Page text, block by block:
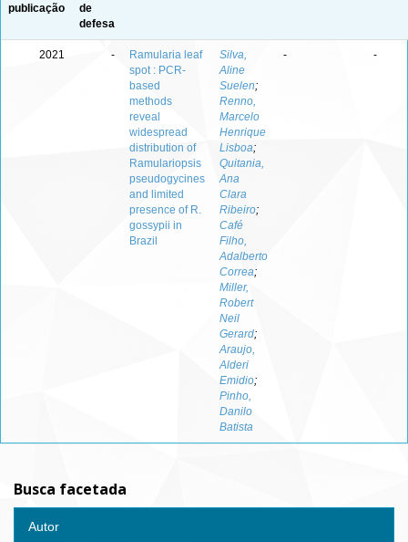
publicação
de
defesa
2021 -
Ramularia leaf
spot : PCR-
based
methods
reveal
widespread
distribution of
Ramulariopsis
pseudogycines
and limited
presence of R.
gossypii in
Brazil
Silva,
Aline
Suelen;
Renno,
Marcelo
Henrique
Lisboa;
Quitania,
Ana
Clara
Ribeiro;
Café
Filho,
Adalberto
Correa;
Miller,
Robert
Neil
Gerard;
Araujo,
Alderi
Emidio;
Pinho,
Danilo
Batista
- -
Busca facetada
Autor